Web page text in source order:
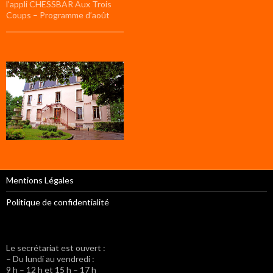
l’appli CHESSBAR Aux Trois
Coups – Programme d’août
Mentions Légales
Politique de confidentialité
Le secrétariat est ouvert :
– Du lundi au vendredi :
9 h – 12 h et 15 h – 17 h